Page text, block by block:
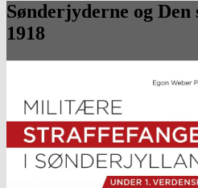
Sønderjyderne og
1918